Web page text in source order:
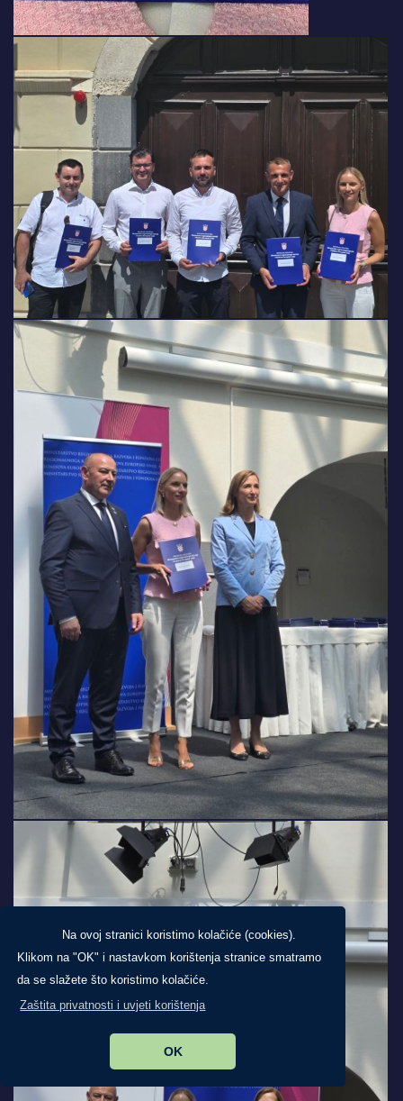
Na ovoj stranici koristimo kolačiće (cookies).
Klikom na "OK" i nastavkom korištenja stranice smatramo
da se slažete što koristimo kolačiće.
Zaštita privatnosti i uvjeti korištenja
OK